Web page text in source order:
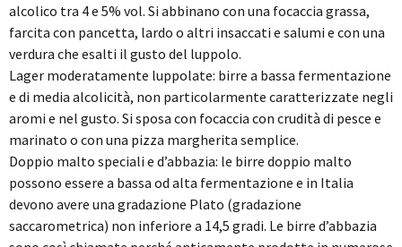
alcolico tra 4 e 5% vol. Si abbinano con una focaccia grassa,
farcita con pancetta, lardo o altri insaccati e salumi e con una
verdura che esalti il gusto del luppolo.
Lager moderatamente luppolate: birre a bassa fermentazione
e di media alcolicità, non particolarmente caratterizzate negli
aromi e nel gusto. Si sposa con focaccia con crudità di pesce e
marinato o con una pizza margherita semplice.
Doppio malto speciali e d’abbazia: le birre doppio malto
possono essere a bassa od alta fermentazione e in Italia
devono avere una gradazione Plato (gradazione
saccarometrica) non inferiore a 14,5 gradi. Le birre d’abbazia